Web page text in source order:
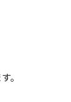
。